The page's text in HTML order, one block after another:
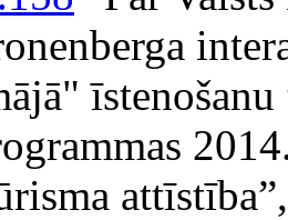
īstenošanu